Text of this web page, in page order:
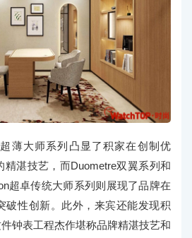
超薄大师系列凸显了积家在创制优
精湛技艺，而Duometre双翼系列和
超卓传统大师系列则展现了品牌在
破性创新。此外，来宾还能发现积
钟表工程杰作堪称品牌精湛技艺和